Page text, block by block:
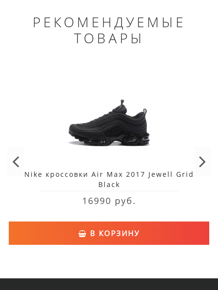
РЕКОМЕНДУЕМЫЕ
ТОВАРЫ
Nike кроссовки Air Max 2017 Jewell Grid
Black
16990 руб.
В КОРЗИНУ